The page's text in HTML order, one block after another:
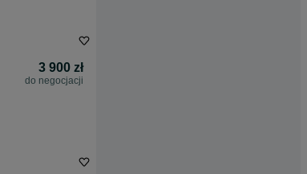
3 900 zł
do negocjacji